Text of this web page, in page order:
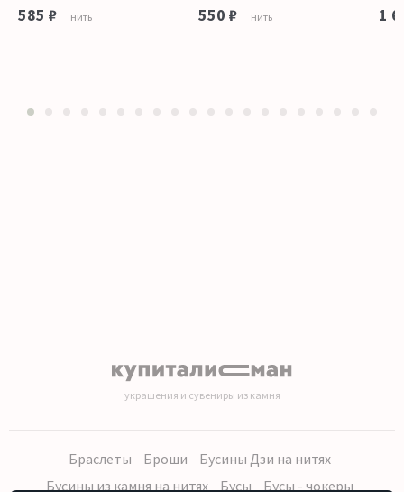
585 ₽ нить 550 ₽ нить 1
украшения и сувениры из камня
Браслеты Броши
Бусины Дзи на нитях
Бусины из камня на нитях
Бусы Бусы - чокеры